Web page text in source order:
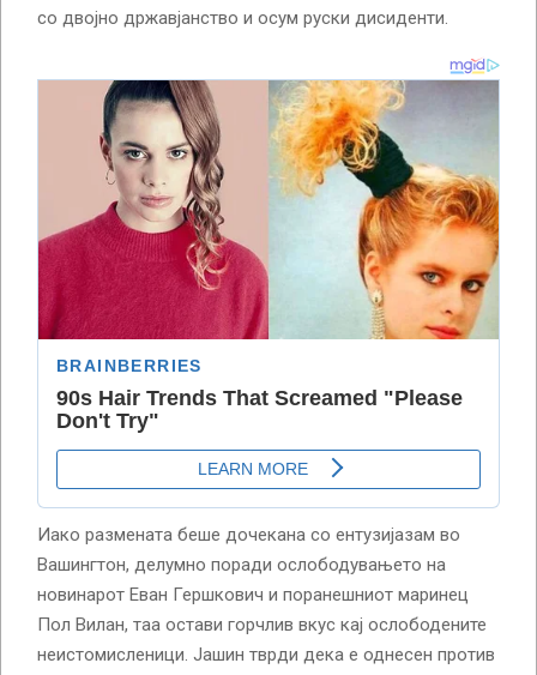
со двојно државјанство и осум руски дисиденти.
Иако размената беше дочекана со ентузијазам во
Вашингтон, делумно поради ослободувањето на
новинарот Еван Гершкович и поранешниот маринец
Пол Вилан, таа остави горчлив вкус кај ослободените
неистомисленици. Јашин тврди дека е однесен против